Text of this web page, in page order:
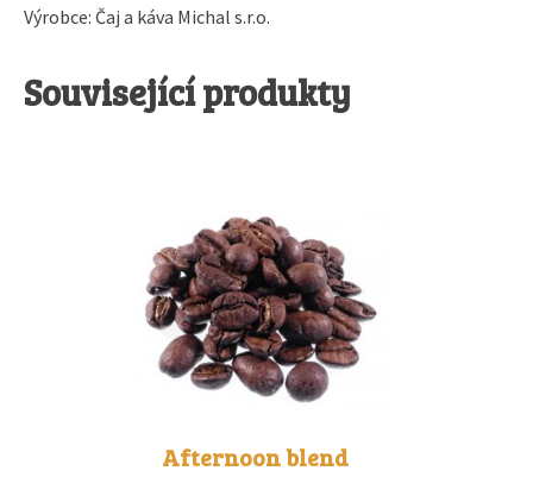
Výrobce: Čaj a káva Michal s.r.o.
Související produkty
Afternoon blend
produkt
více
variant.
Možnosti